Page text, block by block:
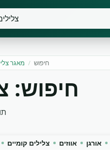
מאגר / חיפוש
חיפוש:
צלילים קומיים אווזים אורגן